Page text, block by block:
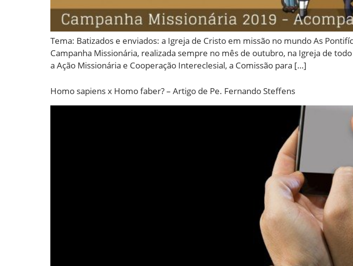
Tema: Batizados e enviados: a Igreja de Cristo em missão no mundo As
Campanha Missionária, realizada sempre no mês de outubro, na Igreja de
a Ação Missionária e Cooperação Intereclesial, a Comissão para […]
Homo sapiens x Homo faber? – Artigo de Pe. Fernando Steffens